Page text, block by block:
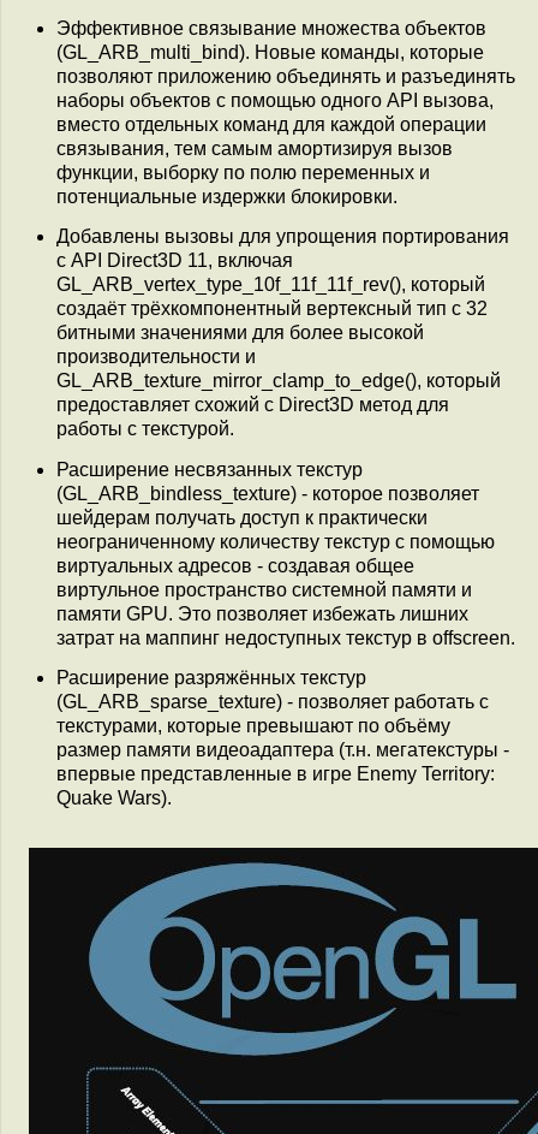
Эффективное связывание множества объектов
(GL_ARB_multi_bind). Новые команды, которые
позволяют приложению объединять и разъединять
наборы объектов с помощью одного API вызова,
вместо отдельных команд для каждой операции
связывания, тем самым амортизируя вызов
функции, выборку по полю переменных и
потенциальные издержки блокировки.
Добавлены вызовы для упрощения портирования
с API Direct3D 11, включая
GL_ARB_vertex_type_10f_11f_11f_rev(), который
создаёт трёхкомпонентный вертексный тип с 32
битными значениями для более высокой
производительности и
GL_ARB_texture_mirror_clamp_to_edge(), который
предоставляет схожий с Direct3D метод для
работы с текстурой.
Расширение несвязанных текстур
(GL_ARB_bindless_texture) - которое позволяет
шейдерам получать доступ к практически
неограниченному количеству текстур с помощью
виртуальных адресов - создавая общее
виртульное пространство системной памяти и
памяти GPU. Это позволяет избежать лишних
затрат на маппинг недоступных текстур в offscreen.
Расширение разряжённых текстур
(GL_ARB_sparse_texture) - позволяет работать с
текстурами, которые превышают по объёму
размер памяти видеоадаптера (т.н. мегатекстуры -
впервые представленные в игре Enemy Territory:
Quake Wars).